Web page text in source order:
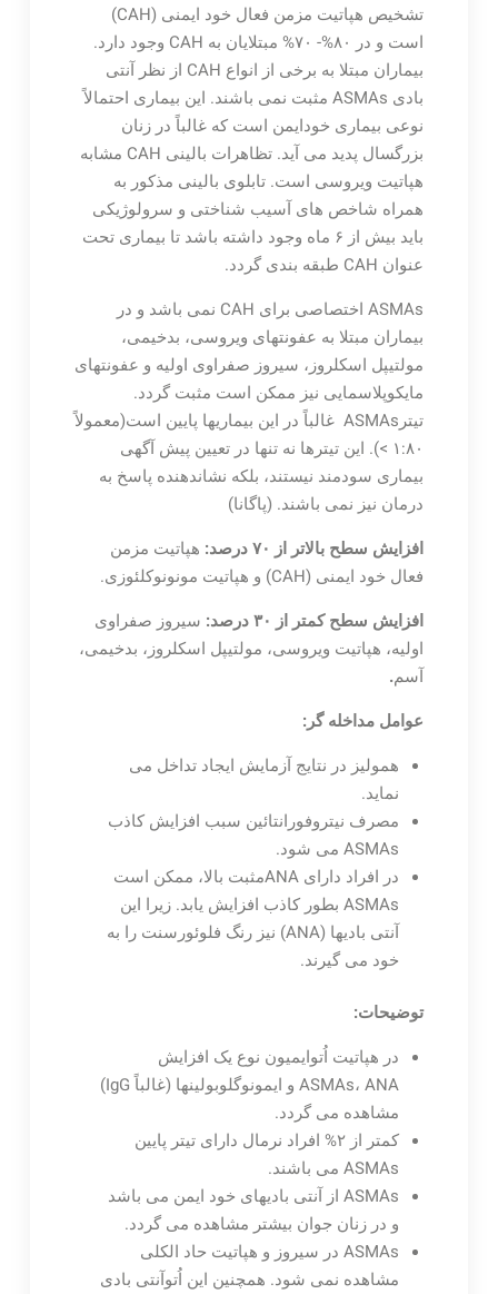
تشخیص هپاتیت مزمن فعال خود ایمنی (CAH)
است و در ۸۰%- ۷۰% مبتلایان به CAH وجود دارد.
بیماران مبتلا به برخی از انواع CAH از نظر آنتی
بادی ASMAs مثبت نمی باشند. این بیماری احتمالاً
نوعی بیماری خودایمن است که غالباً در زنان
بزرگسال پدید می آید. تظاهرات بالینی CAH مشابه
هپاتیت ویروسی است. تابلوی بالینی مذکور به
همراه شاخص های آسیب شناختی و سرولوژیکی
باید بیش از ۶ ماه وجود داشته باشد تا بیماری تحت
عنوان CAH طبقه بندی گردد.
ASMAs اختصاصی برای CAH نمی باشد و در
بیماران مبتلا به عفونتهای ویروسی، بدخیمی،
مولتیپل اسکلروز، سیروز صفراوی اولیه و عفونتهای
مایکوپلاسمایی نیز ممکن است مثبت گردد.
تیترASMAs غالباً در این بیماریها پایین است(معمولاً
۱:۸۰ >). این تیترها نه تنها در تعیین پیش آگهی
بیماری سودمند نیستند، بلکه نشاندهنده پاسخ به
درمان نیز نمی باشند. (پاگانا)
افزایش سطح بالاتر از ۷۰ درصد:
هپاتیت مزمن
فعال خود ایمنی (CAH) و هپاتیت مونونوکلئوزی.
افزایش سطح کمتر از ۳۰ درصد:
سیروز صفراوی
اولیه، هپاتیت ویروسی، مولتیپل اسکلروز، بدخیمی،
آسم.
عوامل مداخله گر:
همولیز در نتایج آزمایش ایجاد تداخل می
نماید.
مصرف نیتروفورانتائین سبب افزایش کاذب
ASMAs می شود.
در افراد دارای ANAمثبت بالا، ممکن است
ASMAs بطور کاذب افزایش یابد. زیرا این
آنتی بادیها (ANA) نیز رنگ فلوئورسنت را به
خود می گیرند.
توضیحات:
در هپاتیت اُتوایمیون نوع یک افزایش
ASMAs، ANA و ایمونوگلوبولینها (غالباً IgG)
مشاهده می گردد.
کمتر از ۲% افراد نرمال دارای تیتر پایین
ASMAs می باشند.
ASMAs از آنتی بادیهای خود ایمن می باشد
و در زنان جوان بیشتر مشاهده می گردد.
ASMAs در سیروز و هپاتیت حاد الکلی
مشاهده نمی شود. همچنین این اُتوآنتی بادی